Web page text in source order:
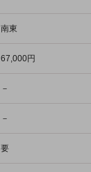
南東
67,000円
－
－
要